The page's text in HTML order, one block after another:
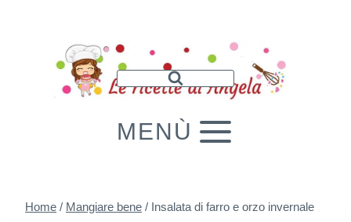
MENÙ
Home / Mangiare bene / Insalata di farro e orzo invernale